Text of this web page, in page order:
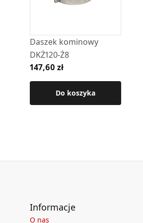
Daszek kominowy
DKŻ120-Ż8
147,60 zł
Do koszyka
Informacje
O nas